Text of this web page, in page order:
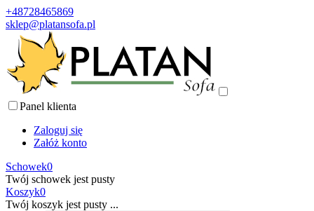
+48728465869
sklep@platansofa.pl
Panel klienta
Zaloguj się
Załóż konto
Schowek0
Twój schowek jest pusty
Koszyk0
Twój koszyk jest pusty ...